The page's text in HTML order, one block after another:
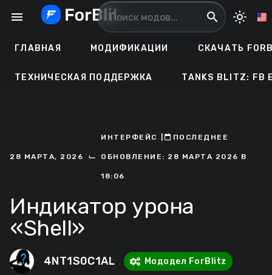
menu search light_mode
ГЛАВНАЯ МОДИФИКАЦИИ СКАЧАТЬ
ТЕХНИЧЕСКАЯ ПОДДЕРЖКА TANKS BLITZ: FB
28 МАРТА, 2026 ⌙
ИНТЕРФЕЙС ㅤПОСЛЕДНЕЕ
ОБНОВЛЕНИЕ: 28 МАРТА 2026 В
18:06
Индикатор урона
«Shell»
4NT1S0C1AL Мододел ForBlitz